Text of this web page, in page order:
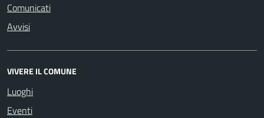
Comunicati
Avvisi
VIVERE IL COMUNE
Luoghi
Eventi